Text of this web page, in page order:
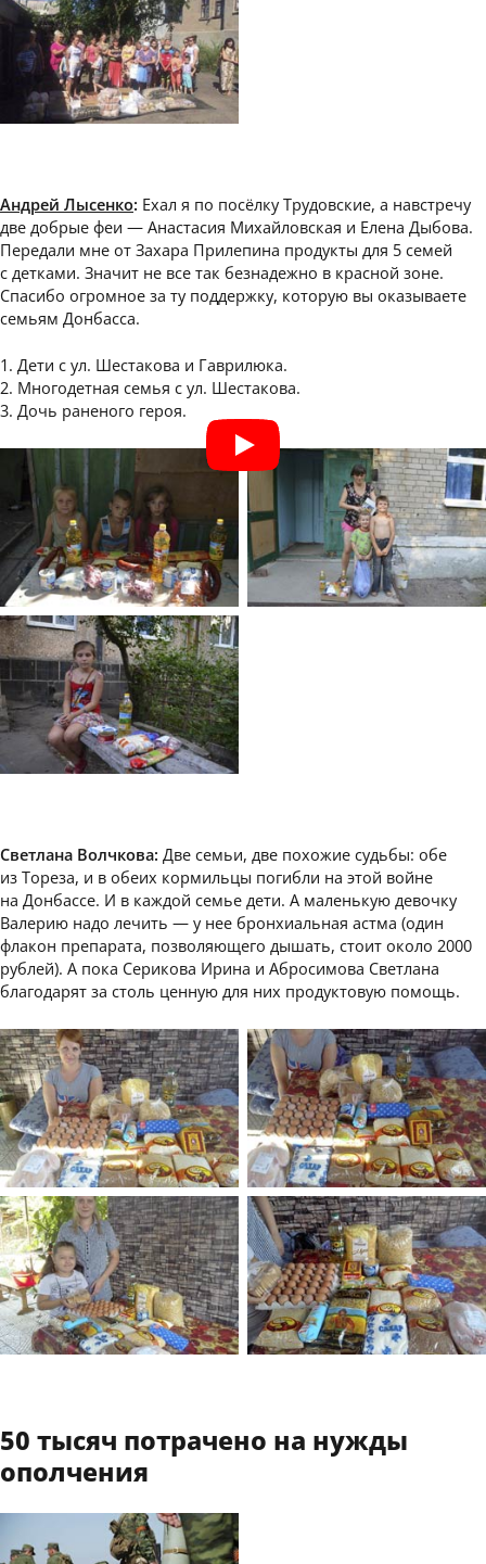
Андрей Лысенко: Ехал я по посёлку Трудовские, а навстречу
две добрые феи — Анастасия Михайловская и Елена Дыбова.
Передали мне от Захара Прилепина продукты для 5 семей
с детками. Значит не все так безнадежно в красной зоне.
Спасибо огромное за ту поддержку, которую вы оказываете
семьям Донбасса.
1. Дети с ул. Шестакова и Гаврилюка.
2. Многодетная семья с ул. Шестакова.
3. Дочь раненого героя.
Светлана Волчкова: Две семьи, две похожие судьбы: обе
из Тореза, и в обеих кормильцы погибли на этой войне
на Донбассе. И в каждой семье дети. А маленькую девочку
Валерию надо лечить — у нее бронхиальная астма (один
флакон препарата, позволяющего дышать, стоит около 2000
рублей). А пока Серикова Ирина и Абросимова Светлана
благодарят за столь ценную для них продуктовую помощь.
50 тысяч потрачено на нужды
ополчения